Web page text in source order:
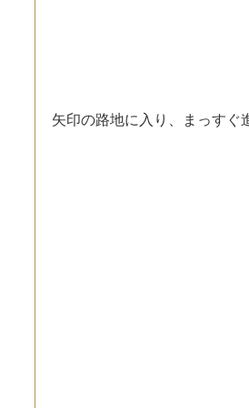
矢印の路地に入り、まっすぐ